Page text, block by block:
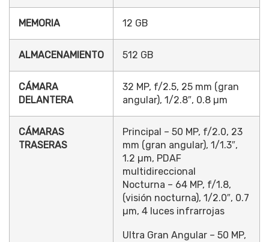
MEMORIA 12 GB
ALMACENAMIENTO 512 GB
CÁMARA
DELANTERA
32 MP, f/2.5, 25 mm (gran
angular), 1/2.8″, 0.8 µm
CÁMARAS
TRASERAS
Principal – 50 MP, f/2.0, 23
mm (gran angular), 1/1.3″,
1.2 µm, PDAF
multidireccional
Nocturna – 64 MP, f/1.8,
(visión nocturna), 1/2.0″, 0.7
µm, 4 luces infrarrojas
Ultra Gran Angular – 50 MP,